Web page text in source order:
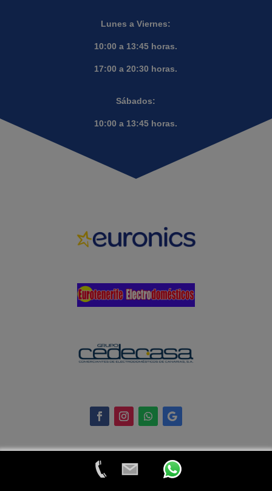
Lunes a Viernes:
10:00 a 13:45 horas.
17:00 a 20:30 horas.
Sábados:
10:00 a 13:45 horas.